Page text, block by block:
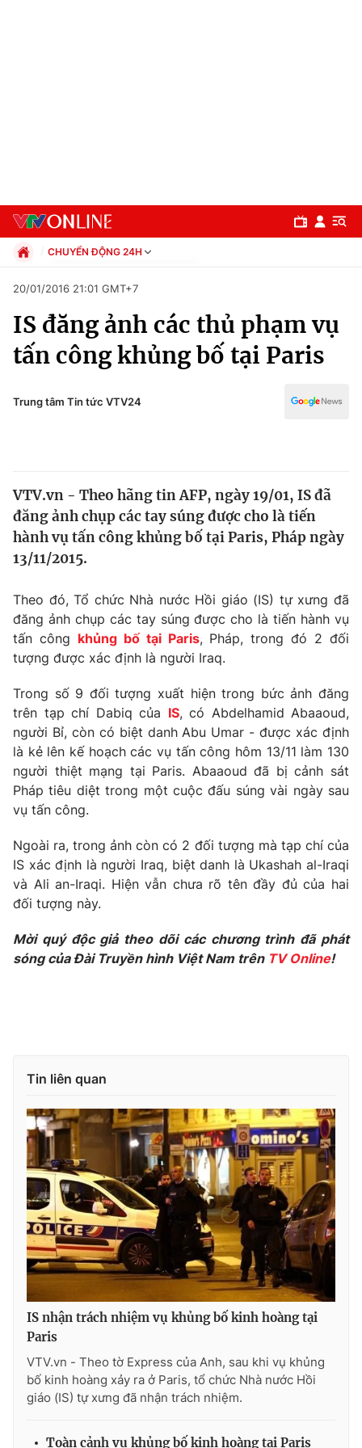
Chuyên mục
Chính trị
Xã hội
Y tế
Thế giới
Thế giới đó đây
Câu chuyện quốc tế
Kinh tế
Tài chính
Thị trường
Góc doanh nghiệp
Dữ liệu và đời sống
Truyền hình
Phim VTV
Hậu trường
Nhân vật
Giải sao mai
Giải trí
Điện ảnh
Âm nhạc
Sao
Đời sống
Du lịch
Làm đẹp
Chất lượng cuộc sống
Giáo dục
Tuyển sinh
Học trực tuyến
Công nghệ
Hitech Công nghệ tương lai
Sản phẩm
Giao lưu trực tuyến
Photo Infographic
Video Shorts video
VTV Money VTV Thể thao
VTV Sức khoẻ Bất động sản
Thị trường 24h Tấm lòng Việt
VTV4
VTV9 VTV8
Liên hệ tòa soạn English
CHUYỂN ĐỘNG 24H
Xã hội
Pháp luật
Kinh tế
Thể thao
Văn hóa - Giải trí
Giáo dục
20/01/2016 21:01 GMT+7
IS đăng ảnh các thủ phạm vụ
tấn công khủng bố tại Paris
Trung tâm Tin tức VTV24
VTV.vn - Theo hãng tin AFP, ngày 19/01, IS đã
đăng ảnh chụp các tay súng được cho là tiến
hành vụ tấn công khủng bố tại Paris, Pháp ngày
13/11/2015.
Theo đó, Tổ chức Nhà nước Hồi giáo (IS) tự xưng đã
đăng ảnh chụp các tay súng được cho là tiến hành vụ
tấn công khủng bố tại Paris, Pháp, trong đó 2 đối
tượng được xác định là người Iraq.
Trong số 9 đối tượng xuất hiện trong bức ảnh đăng
trên tạp chí Dabiq của IS, có Abdelhamid Abaaoud,
người Bỉ, còn có biệt danh Abu Umar - được xác định
là kẻ lên kế hoạch các vụ tấn công hôm 13/11 làm 130
người thiệt mạng tại Paris. Abaaoud đã bị cảnh sát
Pháp tiêu diệt trong một cuộc đấu súng vài ngày sau
vụ tấn công.
Ngoài ra, trong ảnh còn có 2 đối tượng mà tạp chí của
IS xác định là người Iraq, biệt danh là Ukashah al-Iraqi
và Ali an-Iraqi. Hiện vẫn chưa rõ tên đầy đủ của hai
đối tượng này.
Mời quý độc giả theo dõi các chương trình đã phát
sóng của Đài Truyền hình Việt Nam trên TV Online!
Tin liên quan
IS nhận trách nhiệm vụ khủng bố kinh hoàng tại
Paris
VTV.vn - Theo tờ Express của Anh, sau khi vụ khủng
bố kinh hoàng xảy ra ở Paris, tổ chức Nhà nước Hồi
giáo (IS) tự xưng đã nhận trách nhiệm.
Toàn cảnh vụ khủng bố kinh hoàng tại Paris